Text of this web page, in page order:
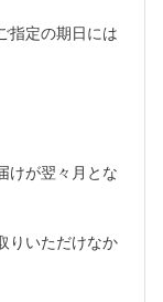
指定の期日には
けが翌々月とな
りいただけなか